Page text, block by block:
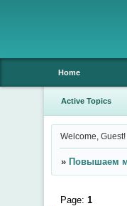
Home
Active Topics
Welcome, Guest!
» Повышаем
Page: 1